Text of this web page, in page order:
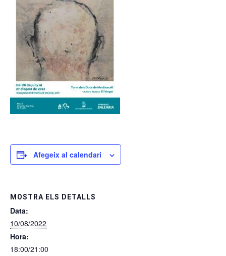
Afegeix al calendari
MOSTRA ELS DETALLS
Data:
10/08/2022
Hora:
18:00/21:00